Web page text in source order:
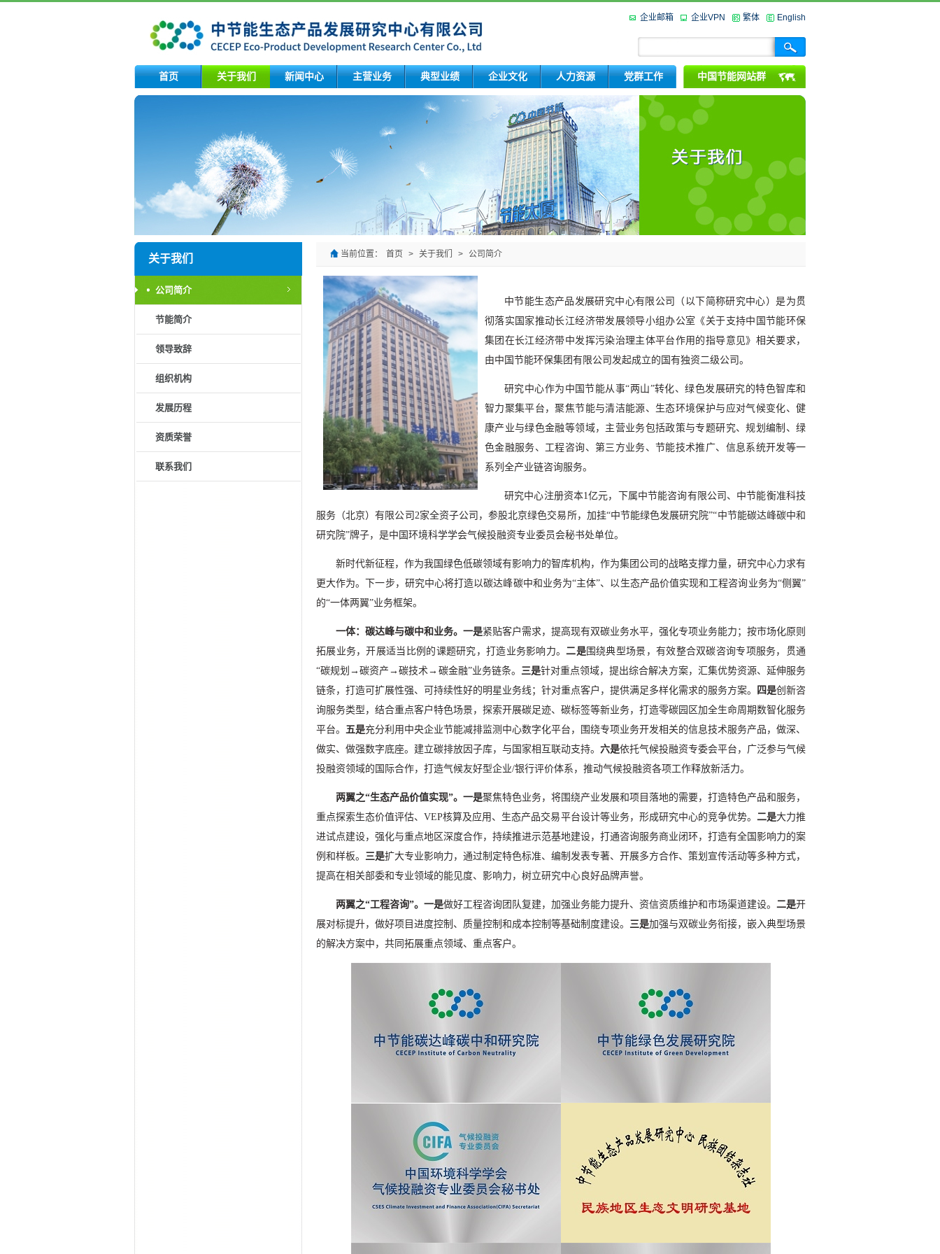
企业邮箱 企业VPN 繁体 English
首页 关于我们 新闻中心 主营业务 典型业绩 企业文化 人力资源 党群工作 中国节能网站群
关于我们
公司简介
节能简介
领导致辞
组织机构
发展历程
资质荣誉
联系我们
当前位置： 首页 > 关于我们 > 公司简介
中节能生态产品发展研究中心有限公司（以下简称研究中心）是为贯
彻落实国家推动长江经济带发展领导小组办公室《关于支持中国节能环保
集团在长江经济带中发挥污染治理主体平台作用的指导意见》相关要求，
由中国节能环保集团有限公司发起成立的国有独资二级公司。
研究中心作为中国节能从事“两山”转化、绿色发展研究的特色智库和
智力聚集平台，聚焦节能与清洁能源、生态环境保护与应对气候变化、健
康产业与绿色金融等领域，主营业务包括政策与专题研究、规划编制、绿
色金融服务、工程咨询、第三方业务、节能技术推广、信息系统开发等一
系列全产业链咨询服务。
研究中心注册资本1亿元，下属中节能咨询有限公司、中节能衡准科技
服务（北京）有限公司2家全资子公司，参股北京绿色交易所，加挂“中节能绿色发展研究院”“中节能碳达峰碳中和
研究院”牌子，是中国环境科学学会气候投融资专业委员会秘书处单位。
新时代新征程，作为我国绿色低碳领域有影响力的智库机构，作为集团公司的战略支撑力量，研究中心力求有
更大作为。下一步，研究中心将打造以碳达峰碳中和业务为“主体”、以生态产品价值实现和工程咨询业务为“侧翼”
的“一体两翼”业务框架。
一体：碳达峰与碳中和业务。一是紧贴客户需求，提高现有双碳业务水平，强化专项业务能力；按市场化原则
拓展业务，开展适当比例的课题研究，打造业务影响力。二是围绕典型场景，有效整合双碳咨询专项服务，贯通
“碳规划→碳资产→碳技术→碳金融”业务链条。 三是针对重点领域，提出综合解决方案，汇集优势资源、延伸服务
链条，打造可扩展性强、可持续性好的明星业务线；针对重点客户，提供满足多样化需求的服务方案。
四是创新咨
询服务类型，结合重点客户特色场景，探索开展碳足迹、碳标签等新业务，打造零碳园区加全生命周期数智化服务
平台。 五是充分利用中央企业节能减排监测中心数字化平台，围绕专项业务开发相关的信息技术服务产品，做深、
做实、做强数字底座。建立碳排放因子库，与国家相互联动支持。 六是依托气候投融资专委会平台，广泛参与气候
投融资领域的国际合作，打造气候友好型企业/银行评价体系，推动气候投融资各项工作释放新活力。
两翼之“生态产品价值实现”。一是聚焦特色业务，将围绕产业发展和项目落地的需要，打造特色产品和服务，
重点探索生态价值评估、VEP核算及应用、生态产品交易平台设计等业务，形成研究中心的竞争优势。 二是大力推
进试点建设，强化与重点地区深度合作，持续推进示范基地建设，打通咨询服务商业闭环，打造有全国影响力的案
例和样板。 三是扩大专业影响力，通过制定特色标准、编制发表专著、开展多方合作、策划宣传活动等多种方式，
提高在相关部委和专业领域的能见度、影响力，树立研究中心良好品牌声誉。
两翼之“工程咨询”。一是做好工程咨询团队复建，加强业务能力提升、资信资质维护和市场渠道建设。 二是开
展对标提升，做好项目进度控制、质量控制和成本控制等基础制度建设。 三是加强与双碳业务衔接，嵌入典型场景
的解决方案中，共同拓展重点领域、重点客户。